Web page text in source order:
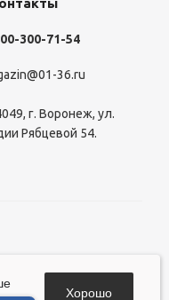
300-71-54
36.ru
г. Воронеж, ул.
Рябцевой 54.
Хорошо